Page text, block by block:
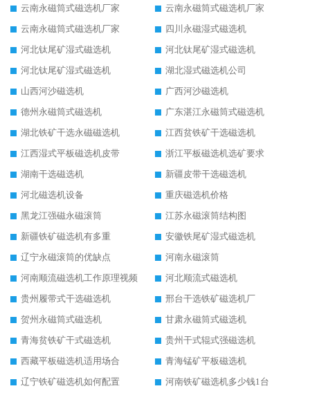
云南永磁筒式磁选机厂家
云南永磁筒式磁选机厂家
云南永磁筒式磁选机厂家
四川永磁湿式磁选机
河北钛尾矿湿式磁选机
河北钛尾矿湿式磁选机
河北钛尾矿湿式磁选机
湖北湿式磁选机公司
山西河沙磁选机
广西河沙磁选机
德州永磁筒式磁选机
广东湛江永磁筒式磁选机
湖北铁矿干选永磁磁选机
江西贫铁矿干选磁选机
江西湿式平板磁选机皮带
浙江平板磁选机选矿要求
湖南干选磁选机
新疆皮带干选磁选机
河北磁选机设备
重庆磁选机价格
黑龙江强磁永磁滚筒
江苏永磁滚筒结构图
新疆铁矿磁选机有多重
安徽铁尾矿湿式磁选机
辽宁永磁滚筒的优缺点
河南永磁滚筒
河南顺流磁选机工作原理视频
河北顺流式磁选机
贵州履带式干选磁选机
邢台干选铁矿磁选机厂
贺州永磁筒式磁选机
甘肃永磁筒式磁选机
青海贫铁矿干式磁选机
贵州干式辊式强磁选机
西藏平板磁选机适用场合
青海锰矿平板磁选机
辽宁铁矿磁选机如何配置
河南铁矿磁选机多少钱1台